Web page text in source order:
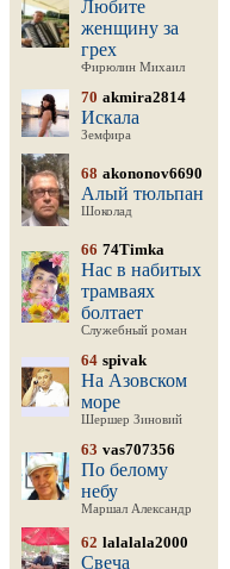
Любите
женщину за
грех
Фирюлин Михаил
70 akmira2814
Искала
Земфира
68 akononov6690
Алый тюльпан
Шоколад
66 74Timka
Нас в набитых
трамваях
болтает
Служебный роман
64 spivak
На Азовском
море
Шершер Зиновий
63 vas707356
По белому
небу
Маршал Александр
62 lalalala2000
Свеча